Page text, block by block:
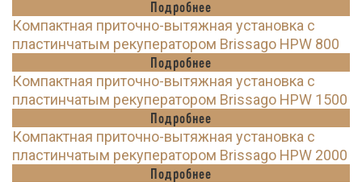
Подробнее
Компактная приточно-вытяжная установка с
пластинчатым рекуператором Brissago HPW 800
Подробнее
Компактная приточно-вытяжная установка с
пластинчатым рекуператором Brissago HPW 1500
Подробнее
Компактная приточно-вытяжная установка с
пластинчатым рекуператором Brissago HPW 2000
Подробнее